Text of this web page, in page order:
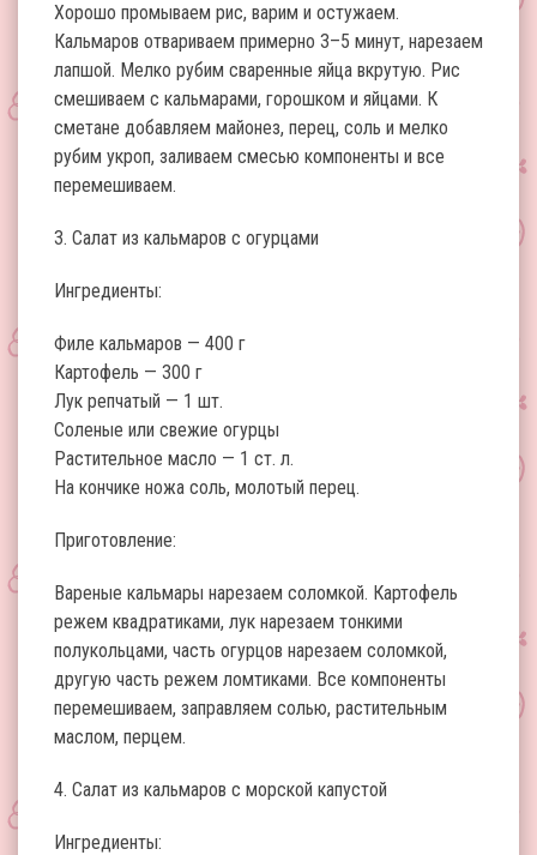
Хорошо промываем рис, варим и остужаем.
Кальмаров отвариваем примерно 3–5 минут, нарезаем
лапшой. Мелко рубим сваренные яйца вкрутую. Рис
смешиваем с кальмарами, горошком и яйцами. К
сметане добавляем майонез, перец, соль и мелко
рубим укроп, заливаем смесью компоненты и все
перемешиваем.
3. Салат из кальмаров с огурцами
Ингредиенты:
Филе кальмаров — 400 г
Картофель — 300 г
Лук репчатый — 1 шт.
Соленые или свежие огурцы
Растительное масло — 1 ст. л.
На кончике ножа соль, молотый перец.
Приготовление:
Вареные кальмары нарезаем соломкой. Картофель
режем квадратиками, лук нарезаем тонкими
полукольцами, часть огурцов нарезаем соломкой,
другую часть режем ломтиками. Все компоненты
перемешиваем, заправляем солью, растительным
маслом, перцем.
4. Салат из кальмаров с морской капустой
Ингредиенты: